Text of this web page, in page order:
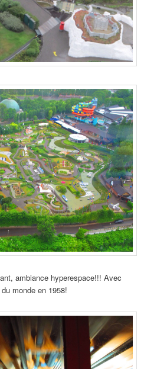
ambiance hyperespace!!! Avec
monde en 1958!